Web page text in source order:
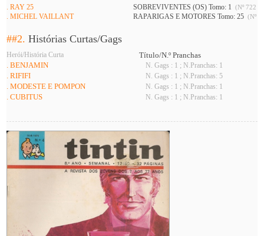
. RAY 25
SOBREVIVENTES (OS) Tomo: 1 (Nº 722 A
. MICHEL VAILLANT RAPARIGAS E MOTORES Tomo: 25 (Nº
##2.Histórias Curtas/Gags
Herói/História Curta
Título/N.º Pranchas
. BENJAMIN
N. Gags : 1 ; N.Pranchas: 1
. RIFIFI N. Gags : 1 ; N.Pranchas: 5
. MODESTE E POMPON N. Gags : 1 ; N.Pranchas: 1
. CUBITUS N. Gags : 1 ; N.Pranchas: 1